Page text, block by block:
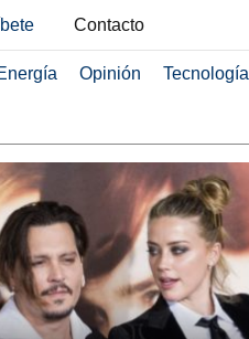
Contacto
Opinión Tecnología